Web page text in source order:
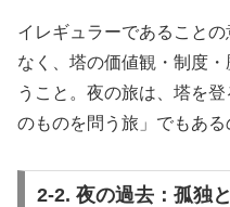
イレギュラーであること
なく、塔の価値観・制度
うこと。夜の旅は、塔を
のものを問う旅」でもある
2-2. 夜の過去：孤独